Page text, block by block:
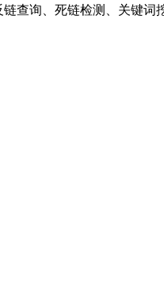
查询、死链检测、关键词